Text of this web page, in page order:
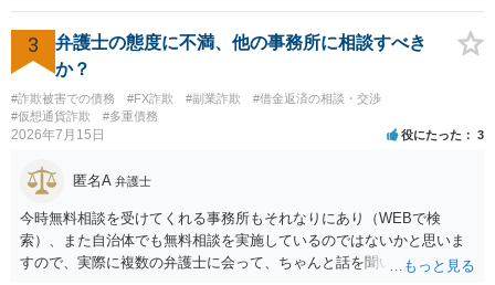
れることになるでしょう。 請求があるまでは、こちらからアクション
を起こす必要はないかと思います。
3
弁護士の態度に不満、他の事務所に相談すべき
か？
#詐欺被害での債務 #FX詐欺 #副業詐欺
#借金返済の相談・交渉
#仮想通貨詐欺
#多重債務
2026年7月15日 役にたった 3
匿名A 弁護士
今時無料相談を受けてくれる事務所もそれなりにあり（WEBで検
索）、また自治体でも無料相談を実施しているのではないかと思いま
すので、実際に複数の弁護士に会って、ちゃんと話を聞いてくれる